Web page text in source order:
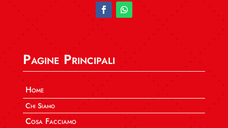
Pagine Principali
Home
Chi Siamo
Cosa Facciamo